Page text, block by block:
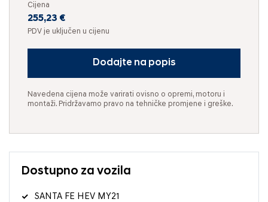
Cijena
255,23 €
PDV je uključen u cijenu
Dodajte na popis
Navedena cijena može varirati ovisno o opremi, motoru i
montaži. Pridržavamo pravo na tehničke promjene i greške.
Dostupno za vozila
SANTA FE HEV MY21